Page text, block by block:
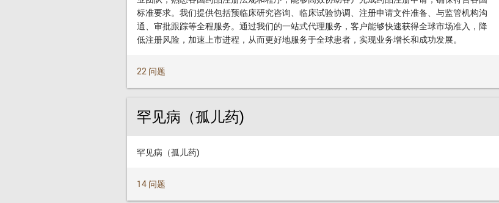
22 问题
标准要求。我们提供包括预临床研究咨询、临床试验协调、注册申请文件准备、与监管机构沟
通、审批跟踪等全程服务。通过我们的一站式代理服务，客户能够快速获得全球市场准入，降
低注册风险，加速上市进程，从而更好地服务于全球患者，实现业务增长和成功发展。
罕见病（孤儿药)
14 问题
罕见病（孤儿药)